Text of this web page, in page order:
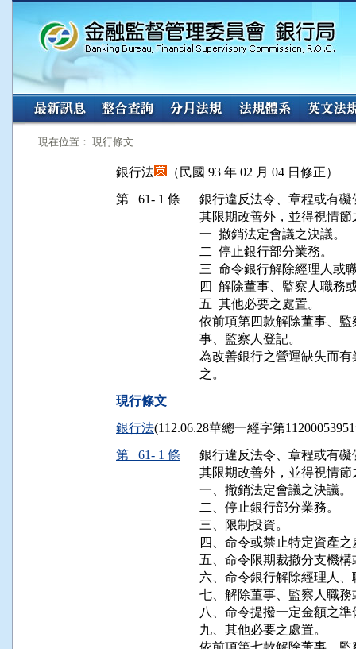
:::
現在位置： 現行條文
銀行法
（民國 93 年 02 月 04 日修正）
第 61- 1 條
銀行違反法令、章程或有
其限期改善外，並得視情
一  撤銷法定會議之決議。
二  停止銀行部分業務。
三  命令銀行解除經理人或
四  解除董事、監察人職務
五  其他必要之處置。
依前項第四款解除董事、
事、監察人登記。
為改善銀行之營運缺失而
之。
現行條文
銀行法(112.06.28華總一經字第
第 61- 1 條
銀行違反法令、章程或有
其限期改善外，並得視情
一、撤銷法定會議之決議。
二、停止銀行部分業務。
三、限制投資。
四、命令或禁止特定資產
五、命令限期裁撤分支機構
六、命令銀行解除經理人
七、解除董事、監察人職
八、命令提撥一定金額之準
九、其他必要之處置。